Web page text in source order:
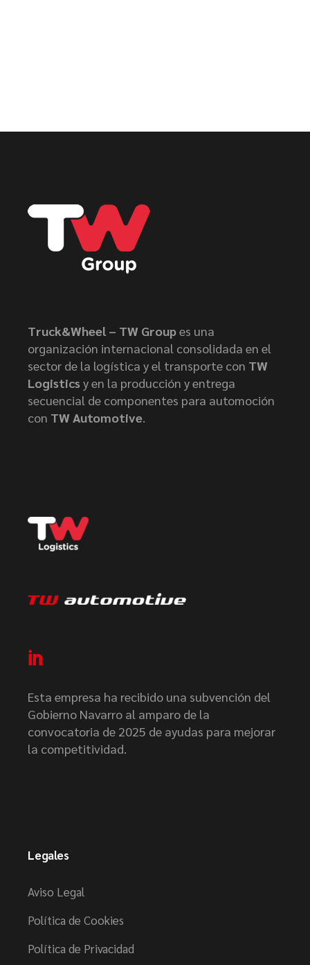
Truck&Wheel – TW Groupes una
organización internacional consolidada en el
sector de la logística y el transporte con TW
Logisticsy en la producción y entrega
secuencial de componentes para automoción
con TW Automotive.
Esta empresa ha recibido una subvención del
Gobierno Navarro al amparo de la
convocatoria de 2025 de ayudas para mejorar
la competitividad.
Legales
Aviso Legal
Política de Cookies
Política de Privacidad